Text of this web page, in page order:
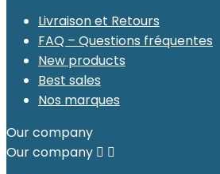
Livraison et Retours
FAQ – Questions fréquentes
New products
Best sales
Nos marques
Our company
Our company  